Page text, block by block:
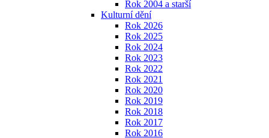
Rok 2004 a starší
Kulturní dění
Rok 2026
Rok 2025
Rok 2024
Rok 2023
Rok 2022
Rok 2021
Rok 2020
Rok 2019
Rok 2018
Rok 2017
Rok 2016